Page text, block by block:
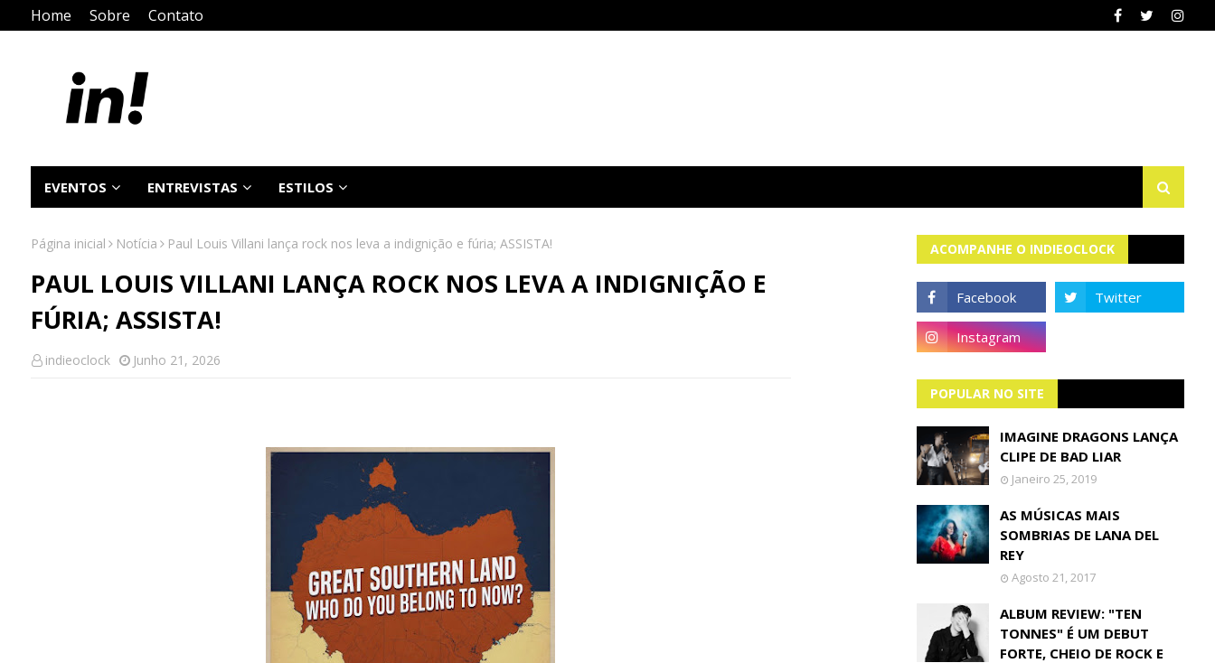
Home Sobre Contato
EVENTOS ENTREVISTAS ESTILOS
Página inicial Notícia Paul Louis Villani lança rock nos leva a indignição e fúria; ASSISTA!
PAUL LOUIS VILLANI LANÇA ROCK NOS LEVA A INDIGNIÇÃO E
FÚRIA; ASSISTA!
indieoclock Junho 21, 2026
ACOMPANHE O INDIEOCLOCK
POPULAR NO SITE
IMAGINE DRAGONS LANÇA
CLIPE DE BAD LIAR
Janeiro 25, 2019
AS MÚSICAS MAIS
SOMBRIAS DE LANA DEL
REY
Agosto 21, 2017
ALBUM REVIEW: "TEN
TONNES" É UM DEBUT
FORTE, CHEIO DE ROCK E